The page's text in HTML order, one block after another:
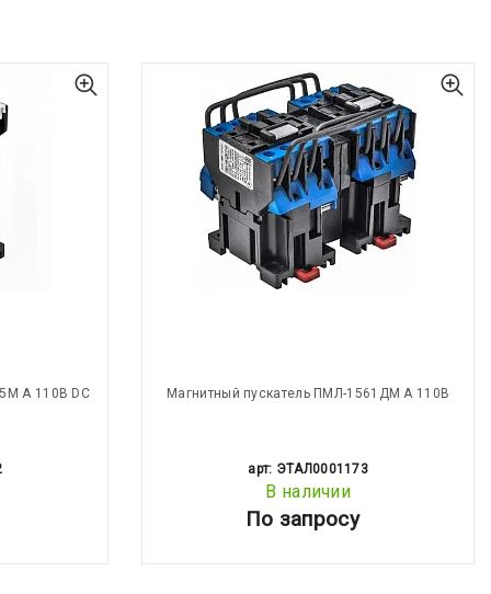
А 110В DC Магнитный пускатель ПМЛ-1561ДМ А 110В
арт: ЭТАЛ0001173
В наличии
По запросу